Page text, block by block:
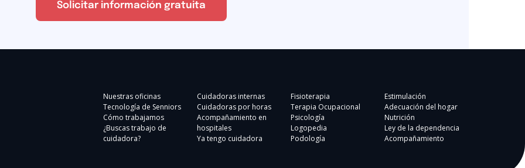
Solicitar información gratuita
Nuestras oficinas
Tecnología de Senniors
Cómo trabajamos
¿Buscas trabajo de
cuidadora?
Cuidadoras internas
Cuidadoras por horas
Acompañamiento en
hospitales
Ya tengo cuidadora
Fisioterapia
Terapia Ocupacional
Psicología
Logopedia
Podología
Estimulación
Adecuación del hogar
Nutrición
Ley de la dependencia
Acompañamiento